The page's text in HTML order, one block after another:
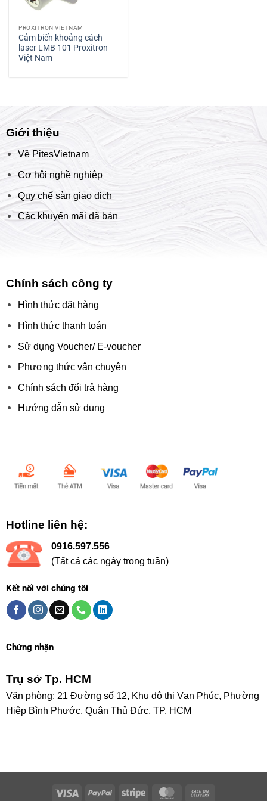
PROXITRON VIETNAM
Cảm biến khoảng cách
laser LMB 101 Proxitron
Việt Nam
Giới thiệu
Về PitesVietnam
Cơ hội nghề nghiệp
Quy chế sàn giao dịch
Các khuyến mãi đã bán
Chính sách công ty
Hình thức đặt hàng
Hình thức thanh toán
Sử dụng Voucher/ E-voucher
Phương thức vận chuyên
Chính sách đổi trả hàng
Hướng dẫn sử dụng
Hotline liên hệ:
0916.597.556
(Tất cả các ngày trong tuần)
Kết nối với chúng tôi
Chứng nhận
Trụ sở Tp. HCM
Văn phòng: 21 Đường số 12, Khu đô thị Vạn Phúc, Phường
Hiệp Bình Phước, Quận Thủ Đức, TP. HCM
Visa PayPal Stripe MasterCard